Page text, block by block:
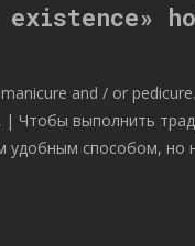
existence»
and / or
| Чтобы выполнить
способом, но